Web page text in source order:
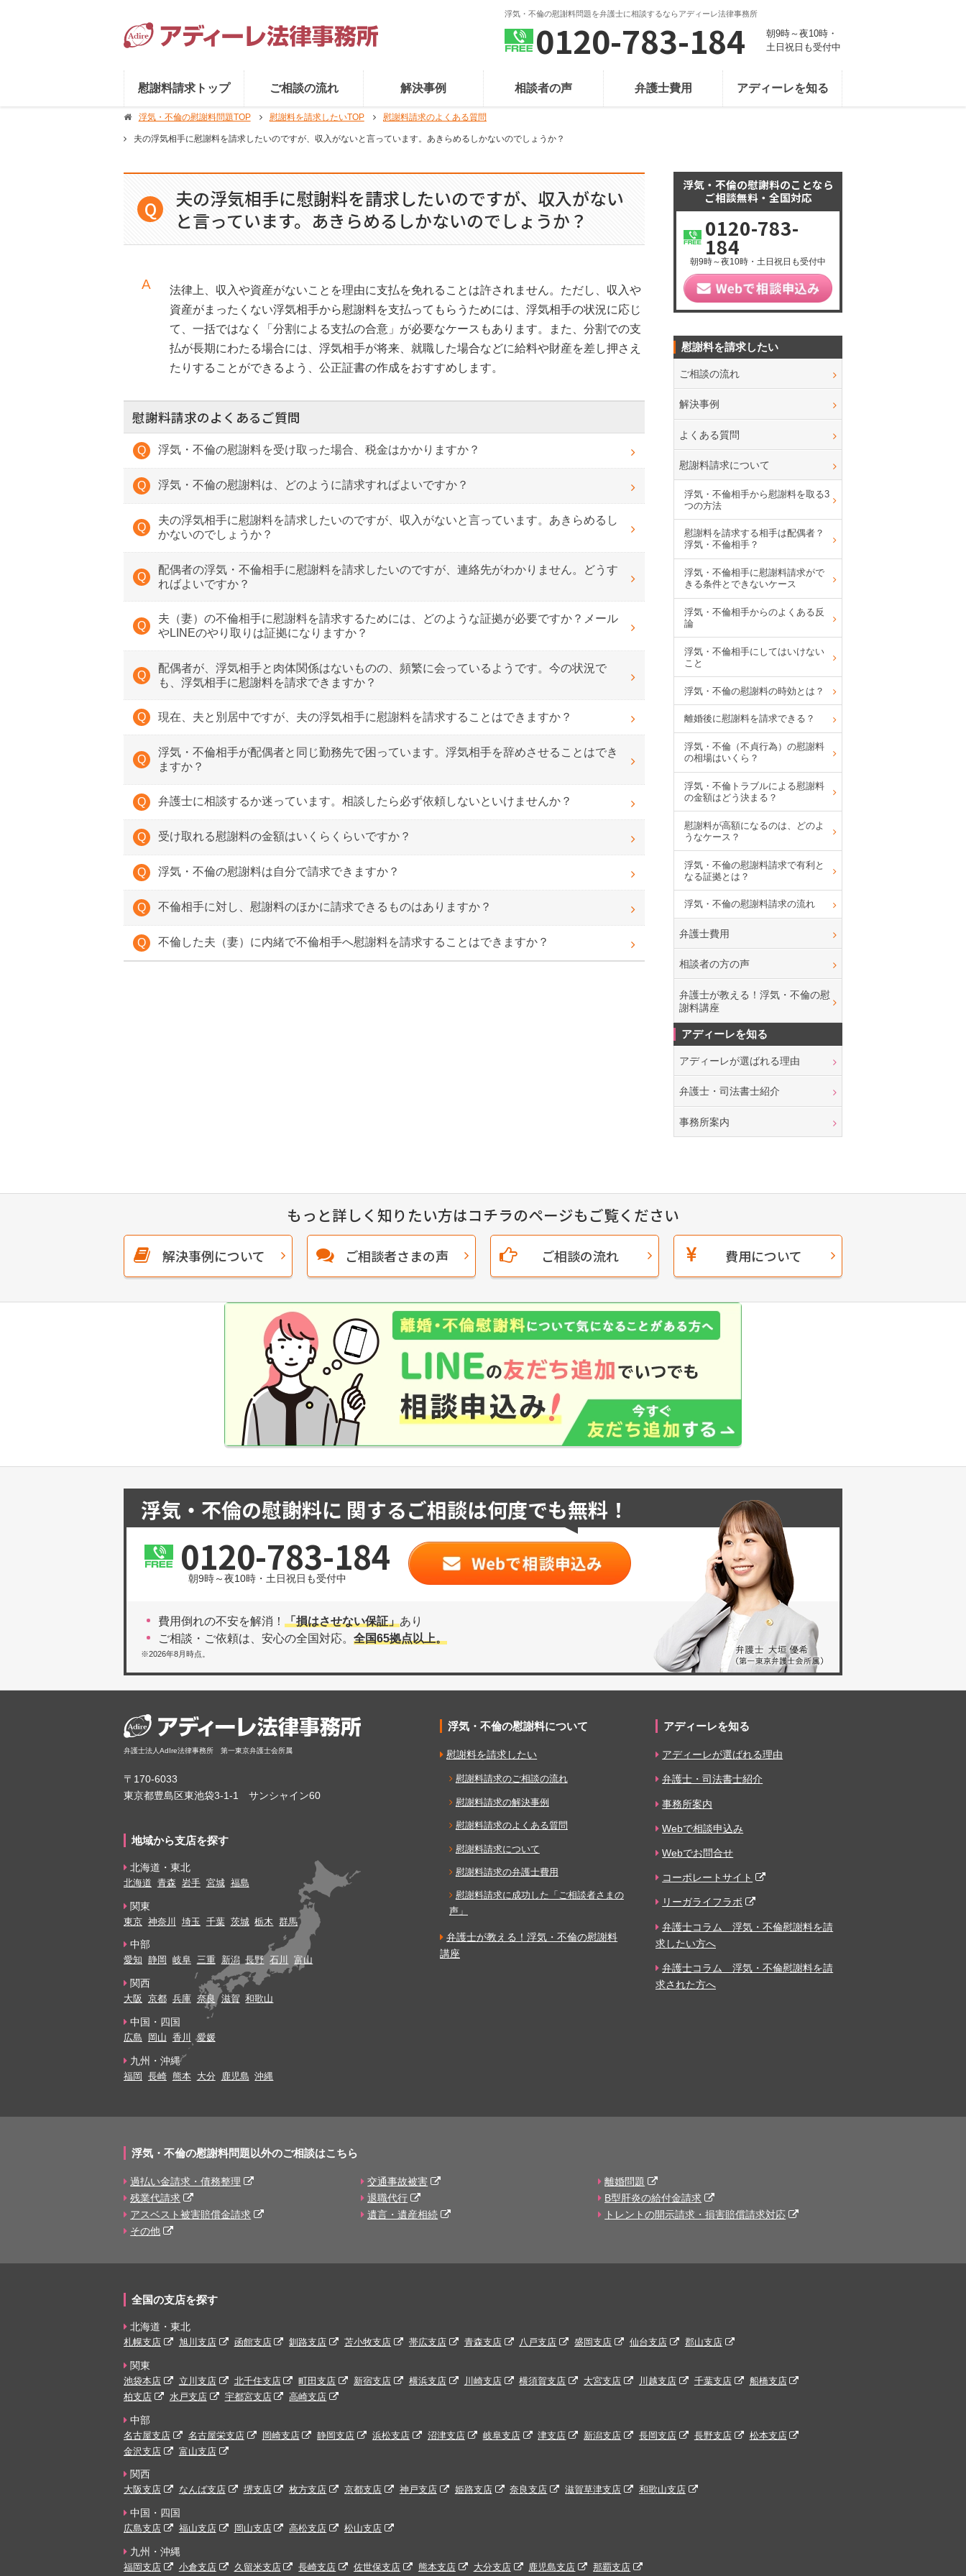
浮気・不倫の慰謝料問題を弁護士に相談するならアディーレ法律事務所
0120-783-184
朝9時～夜10時・
土日祝日も受付中
慰謝料請求トップ ご相談の流れ 解決事例 相談者の声 弁護士費用 アディーレを知る
浮気・不倫の慰謝料問題TOP 慰謝料を請求したいTOP 慰謝料請求のよくある質問
夫の浮気相手に慰謝料を請求したいのですが、収入がないと言っています。あきらめるしかないのでしょうか？
夫の浮気相手に慰謝料を請求したいのですが、収入がない
と言っています。あきらめるしかないのでしょうか？
法律上、収入や資産がないことを理由に支払を免れることは許されません。ただし、収入や
資産がまったくない浮気相手から慰謝料を支払ってもらうためには、浮気相手の状況に応じ
て、一括ではなく「分割による支払の合意」が必要なケースもあります。また、分割での支
払が長期にわたる場合には、浮気相手が将来、就職した場合などに給料や財産を差し押さえ
たりすることができるよう、公正証書の作成をおすすめします。
慰謝料請求のよくあるご質問
浮気・不倫の慰謝料を受け取った場合、税金はかかりますか？
浮気・不倫の慰謝料は、どのように請求すればよいですか？
夫の浮気相手に慰謝料を請求したいのですが、収入がないと言っています。あきらめるし
かないのでしょうか？
配偶者の浮気・不倫相手に慰謝料を請求したいのですが、連絡先がわかりません。どうす
ればよいですか？
夫（妻）の不倫相手に慰謝料を請求するためには、どのような証拠が必要ですか？メール
やLINEのやり取りは証拠になりますか？
配偶者が、浮気相手と肉体関係はないものの、頻繁に会っているようです。今の状況で
も、浮気相手に慰謝料を請求できますか？
現在、夫と別居中ですが、夫の浮気相手に慰謝料を請求することはできますか？
浮気・不倫相手が配偶者と同じ勤務先で困っています。浮気相手を辞めさせることはでき
ますか？
弁護士に相談するか迷っています。相談したら必ず依頼しないといけませんか？
受け取れる慰謝料の金額はいくらくらいですか？
浮気・不倫の慰謝料は自分で請求できますか？
不倫相手に対し、慰謝料のほかに請求できるものはありますか？
不倫した夫（妻）に内緒で不倫相手へ慰謝料を請求することはできますか？
浮気・不倫の慰謝料のことなら
ご相談無料・全国対応
0120-783-
184
朝9時～夜10時・土日祝日も受付中
慰謝料を請求したい
ご相談の流れ
解決事例
よくある質問
慰謝料請求について
浮気・不倫相手から慰謝料を取る3
つの方法
慰謝料を請求する相手は配偶者？
浮気・不倫相手？
浮気・不倫相手に慰謝料請求がで
きる条件とできないケース
浮気・不倫相手からのよくある反
論
浮気・不倫相手にしてはいけない
こと
浮気・不倫の慰謝料の時効とは？
離婚後に慰謝料を請求できる？
浮気・不倫（不貞行為）の慰謝料
の相場はいくら？
浮気・不倫トラブルによる慰謝料
の金額はどう決まる？
慰謝料が高額になるのは、どのよ
うなケース？
浮気・不倫の慰謝料請求で有利と
なる証拠とは？
浮気・不倫の慰謝料請求の流れ
弁護士費用
相談者の方の声
弁護士が教える！浮気・不倫の慰
謝料講座
アディーレを知る
アディーレが選ばれる理由
弁護士・司法書士紹介
事務所案内
もっと詳しく知りたい方はコチラのページもご覧ください
解決事例について ご相談者さまの声 ご相談の流れ 費用について
浮気・不倫の慰謝料に 関するご相談は何度でも無料！
0120-783-184
朝9時～夜10時・土日祝日も受付中
費用倒れの不安を解消！ 「損はさせない保証」あり
ご相談・ご依頼は、安心の全国対応。 全国65拠点以上。
※2026年8月時点。
浮気・不倫の慰謝料について
慰謝料を請求したい
慰謝料請求のご相談の流れ
慰謝料請求の解決事例
慰謝料請求のよくある質問
慰謝料請求について
慰謝料請求の弁護士費用
慰謝料請求に成功した「ご相談者さまの
声」
弁護士が教える！浮気・不倫の慰謝料
講座
アディーレを知る
アディーレが選ばれる理由
弁護士・司法書士紹介
事務所案内
Webで相談申込み
Webでお問合せ
コーポレートサイト
リーガライフラボ
弁護士コラム 浮気・不倫慰謝料を請
求したい方へ
弁護士コラム 浮気・不倫慰謝料を請
求された方へ
弁護士法人AdIre法律事務所 第一東京弁護士会所属
〒170-6033
東京都豊島区東池袋3-1-1 サンシャイン60
地域から支店を探す
北海道・東北
北海道 青森 岩手 宮城 福島
関東
東京 神奈川 埼玉 千葉 茨城 栃木 群馬
中部
愛知 静岡 岐阜 三重 新潟 長野 石川 富山
関西
大阪 京都 兵庫 奈良 滋賀 和歌山
中国・四国
広島 岡山 香川 愛媛
九州・沖縄
福岡 長崎 熊本 大分 鹿児島 沖縄
浮気・不倫の慰謝料問題以外のご相談はこちら
過払い金請求・債務整理 交通事故被害
離婚問題
残業代請求
退職代行
B型肝炎の給付金請求
アスベスト被害賠償金請求
遺言・遺産相続
トレントの開示請求・損害賠償請求対応
その他
全国の支店を探す
北海道・東北
札幌支店 旭川支店 函館支店 釧路支店 苫小牧支店 帯広支店 青森支店 八戸支店 盛岡支店 仙台支店 郡山支店
関東
池袋本店 立川支店 北千住支店 町田支店 新宿支店 横浜支店 川崎支店 横須賀支店 大宮支店 川越支店 千葉支店
船橋支店
柏支店
水戸支店 宇都宮支店 高崎支店
中部
名古屋支店 名古屋栄支店 岡崎支店 静岡支店 浜松支店 沼津支店 岐阜支店 津支店 新潟支店 長岡支店 長野支店
松本支店
金沢支店
富山支店
関西
大阪支店 なんば支店 堺支店 枚方支店 京都支店 神戸支店 姫路支店 奈良支店 滋賀草津支店 和歌山支店
中国・四国
広島支店 福山支店 岡山支店 高松支店 松山支店
九州・沖縄
福岡支店 小倉支店 久留米支店 長崎支店 佐世保支店 熊本支店 大分支店 鹿児島支店 那覇支店